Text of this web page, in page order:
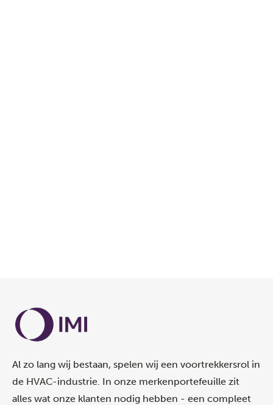
Al zo lang wij bestaan, spelen wij een voortrekkersrol in
de HVAC-industrie. In onze merkenportefeuille zit
alles wat onze klanten nodig hebben - een compleet